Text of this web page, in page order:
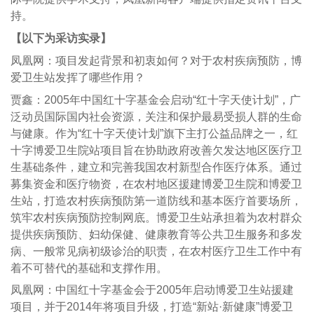
持。
【以下为采访实录】
凤凰网：项目发起背景和初衷如何？对于农村疾病预防，博
爱卫生站发挥了哪些作用？
贾鑫：2005年中国红十字基金会启动“红十字天使计划”，广
泛动员国际国内社会资源，关注和保护最易受损人群的生命
与健康。作为“红十字天使计划”旗下主打公益品牌之一，红
十字博爱卫生院站项目旨在协助政府改善欠发达地区医疗卫
生基础条件，建立和完善我国农村新型合作医疗体系。通过
募集资金和医疗物资，在农村地区援建博爱卫生院和博爱卫
生站，打造农村疾病预防第一道防线和基本医疗首要场所，
筑牢农村疾病预防控制网底。博爱卫生站承担着为农村群众
提供疾病预防、妇幼保健、健康教育等公共卫生服务和多发
病、一般常见病初级诊治的职责，在农村医疗卫生工作中有
着不可替代的基础和支撑作用。
凤凰网：中国红十字基金会于2005年启动博爱卫生站援建
项目，并于2014年将项目升级，打造“新站·新健康”博爱卫